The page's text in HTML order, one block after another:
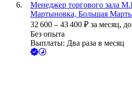
Менеджер торгового зала
Мартыновка, Большая
32 600 – 43 400 ₽ за месяц,
Без опыта
Выплаты: Два раза в месяц